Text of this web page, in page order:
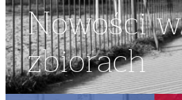
Nowości w
zbiorach